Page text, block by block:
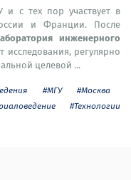
с тех пор участвует в
и Франции. После
инженерного
исследования, регулярно
целевой ...
#МГУ
#Москва
#Технологии